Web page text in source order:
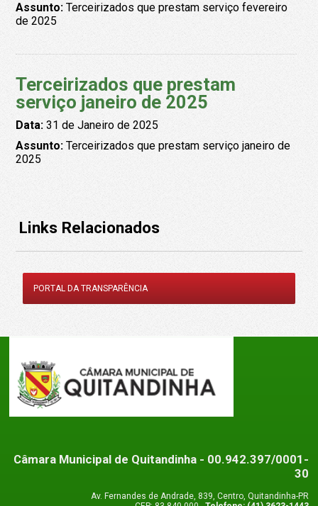
Assunto:Terceirizados que prestam serviço fevereiro
de 2025
Terceirizados que prestam
serviço janeiro de 2025
Data:31 de Janeiro de 2025
Assunto:Terceirizados que prestam serviço janeiro de
2025
Links Relacionados
PORTAL DA TRANSPARÊNCIA
Câmara Municipal de Quitandinha- 00.942.397/0001-
30
Av. Fernandes de Andrade, 839, Centro, Quitandinha-PR